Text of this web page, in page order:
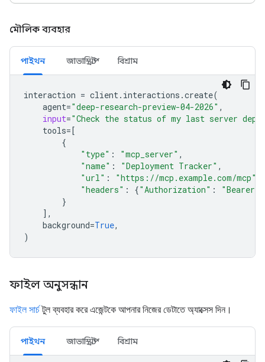
মৌলিক ব্যবহার
পাইথন জাভাস্ক্রিপ্ট বিশ্রাম
interaction = client. interactions .create(
agent="deep-research-preview-04-2026" ,
input="Check the status of my last server
tools=[
{
"type" : "mcp_server" ,
"name" : "Deployment Tracker" ,
"url" : "https://mcp.example.com/mcp"
"headers" : {"Authorization" :
"Bearer
}
],
background=True,
)
ফাইল অনুসন্ধান
ফাইল সার্চটুল ব্যবহার করে এজেন্টকে আপনার নিজের ডেটাতে অ্যাক্সেস দিন।
পাইথন জাভাস্ক্রিপ্ট বিশ্রাম